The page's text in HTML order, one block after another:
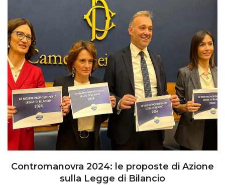
Contromanovra 2024: le proposte di Azione
sulla Legge di Bilancio